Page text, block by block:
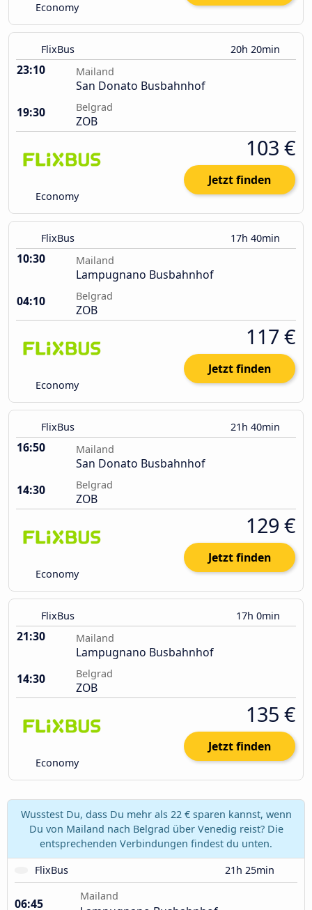
Economy
FlixBus 20h 20min
23:10 Mailand
San Donato Busbahnhof
19:30
Belgrad
ZOB
Economy
103 €
Jetzt finden
FlixBus 17h 40min
10:30 Mailand
Lampugnano Busbahnhof
04:10
Belgrad
ZOB
Economy
117 €
Jetzt finden
FlixBus 21h 40min
16:50 Mailand
San Donato Busbahnhof
14:30
Belgrad
ZOB
Economy
129 €
Jetzt finden
FlixBus 17h 0min
21:30 Mailand
Lampugnano Busbahnhof
14:30
Belgrad
ZOB
Economy
135 €
Jetzt finden
Wusstest Du, dass Du mehr als 22 € sparen kannst, wenn
Du von Mailand nach Belgrad über Venedig reist? Die
entsprechenden Verbindungen findest du unten.
FlixBus
21h 25min
06:45
Mailand